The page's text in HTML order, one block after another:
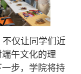
仅让同学们近
午文化的理
步，学院将持